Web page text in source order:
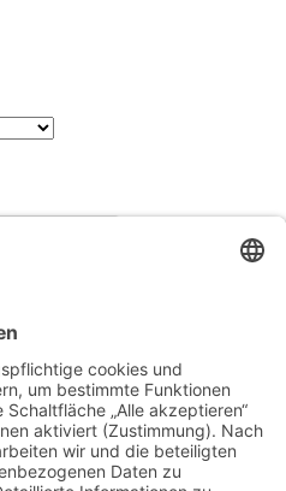
möglichst mit allen für uns